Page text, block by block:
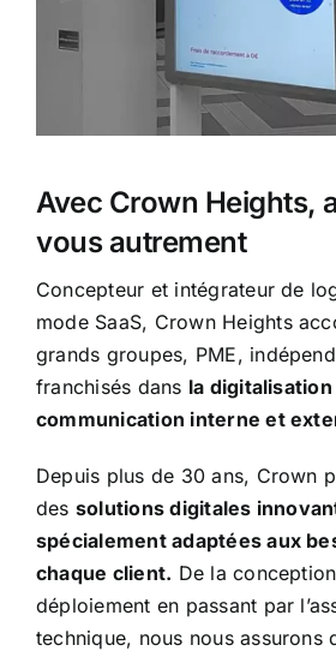
Avec Crown Heights,
vous autrement
Concepteur et intégrateur de
mode SaaS, Crown Heights
grands groupes, PME,
franchisés dans la
communication interne et
Depuis plus de 30 ans, Crown
des solutions digitales
spécialement adaptées aux
chaque client. De la
déploiement en passant par
technique, nous nous assurons